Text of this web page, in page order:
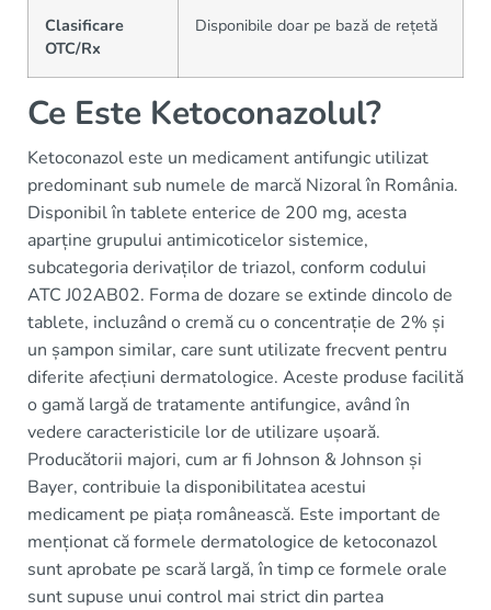
Clasificare
OTC/Rx
Disponibile doar pe bază de rețetă
Ce Este Ketoconazolul?
Ketoconazol este un medicament antifungic utilizat
predominant sub numele de marcă Nizoral în România.
Disponibil în tablete enterice de 200 mg, acesta
aparține grupului antimicoticelor sistemice,
subcategoria derivaților de triazol, conform codului
ATC J02AB02. Forma de dozare se extinde dincolo de
tablete, incluzând o cremă cu o concentrație de 2% și
un șampon similar, care sunt utilizate frecvent pentru
diferite afecțiuni dermatologice. Aceste produse facilită
o gamă largă de tratamente antifungice, având în
vedere caracteristicile lor de utilizare ușoară.
Producătorii majori, cum ar fi Johnson & Johnson și
Bayer, contribuie la disponibilitatea acestui
medicament pe piața românească. Este important de
menționat că formele dermatologice de ketoconazol
sunt aprobate pe scară largă, în timp ce formele orale
sunt supuse unui control mai strict din partea